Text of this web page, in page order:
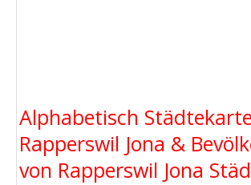
Alphabetisch
Rapperswil Jona &
von Rapperswil Jona